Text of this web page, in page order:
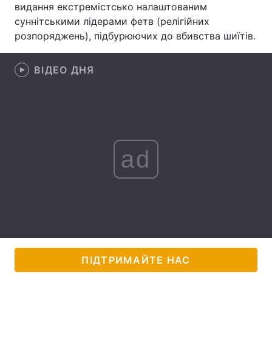
Здоров'я Туризм
Цікавинки Погода
Екологія
Думки
Послуги
видання екстремістсько налаштованим
суннітськими лідерами фетв (релігійних
розпоряджень), підбурюючих до вбивства шиїтів.
ВІДЕО ДНЯ
ad
ПІДТРИМАЙТЕ НАС